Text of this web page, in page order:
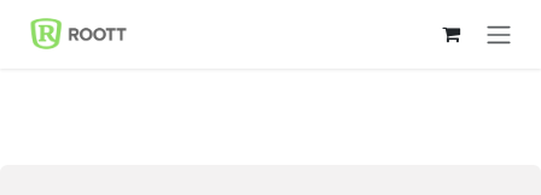
Ir al contenido